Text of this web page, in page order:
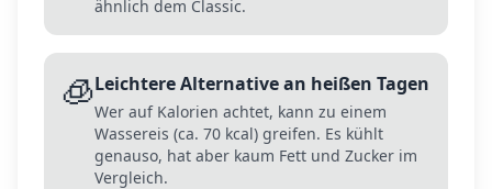
ähnlich dem Classic.
🧊Leichtere Alternative an heißen Tagen
Wer auf Kalorien achtet, kann zu einem
Wassereis (ca. 70 kcal) greifen. Es kühlt
genauso, hat aber kaum Fett und Zucker im
Vergleich.